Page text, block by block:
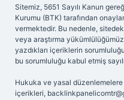
Sitemiz, 5651 Sayılı Kanun
Kurumu (BTK) tarafından
vermektedir. Bu nedenle,
veya araştırma
yazdıkları içeriklerin
bu sorumluluğu kabul etmiş
Hukuka ve yasal düzenlemelere
içerikleri,